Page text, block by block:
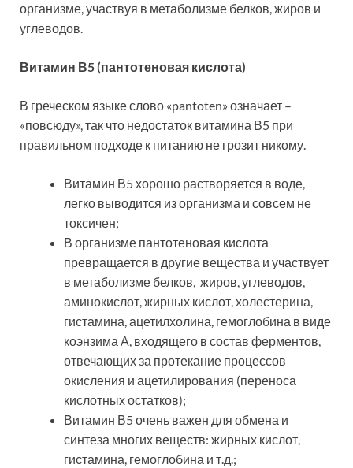
организме, участвуя в метаболизме белков, жиров и
углеводов.
Витамин В5 (пантотеновая кислота)
В греческом языке слово «pantoten» означает –
«повсюду», так что недостаток витамина В5 при
правильном подходе к питанию не грозит никому.
Витамин В5 хорошо растворяется в воде,
легко выводится из организма и совсем не
токсичен;
В организме пантотеновая кислота
превращается в другие вещества и участвует
в метаболизме белков, жиров, углеводов,
аминокислот, жирных кислот, холестерина,
гистамина, ацетилхолина, гемоглобина в виде
коэнзима А, входящего в состав ферментов,
отвечающих за протекание процессов
окисления и ацетилирования (переноса
кислотных остатков);
Витамин В5 очень важен для обмена и
синтеза многих веществ: жирных кислот,
гистамина, гемоглобина и т.д.;